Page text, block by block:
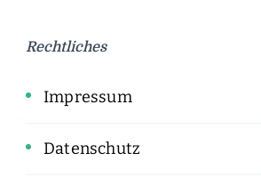
Rechtliches
Impressum
Datenschutz